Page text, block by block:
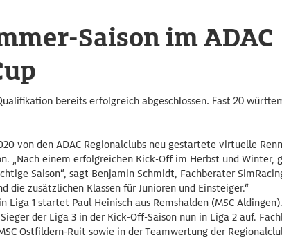
Saison im ADAC
bereits erfolgreich abgeschlossen. Fast 20
von den ADAC Regionalclubs neu gestartete virtuelle
„Nach einem erfolgreichen Kick-Off im Herbst und Winter,
Saison“, sagt Benjamin Schmidt, Fachberater
die zusätzlichen Klassen für Junioren und Einsteiger.“
Liga 1 startet Paul Heinisch aus Remshalden (MSC
der Liga 3 in der Kick-Off-Saison nun in Liga 2 auf.
Ostfildern-Ruit sowie in der Teamwertung der